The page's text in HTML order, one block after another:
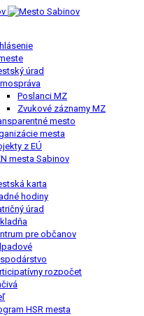
úrad
Poslanci MZ
Zvukové záznamy MZ
mesto
mesta
z EÚ
mesta Sabinov
karta
hodiny
úrad
pre občanov
rozpočet
HSR mesta